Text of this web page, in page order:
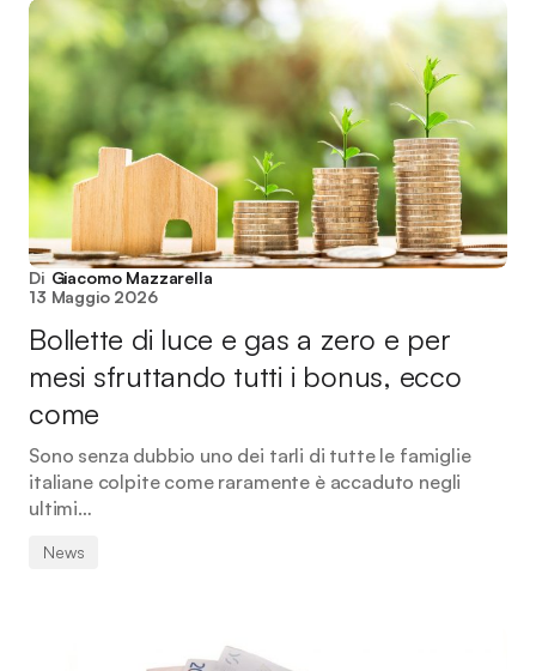
Di Giacomo Mazzarella
13 Maggio 2026
Bollette di luce e gas a zero e per
mesi sfruttando tutti i bonus, ecco
come
Sono senza dubbio uno dei tarli di tutte le famiglie
italiane colpite come raramente è accaduto negli
ultimi…
News